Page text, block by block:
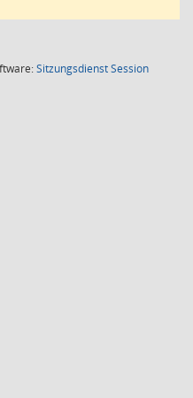
SitzungsdienstSession(Wird in